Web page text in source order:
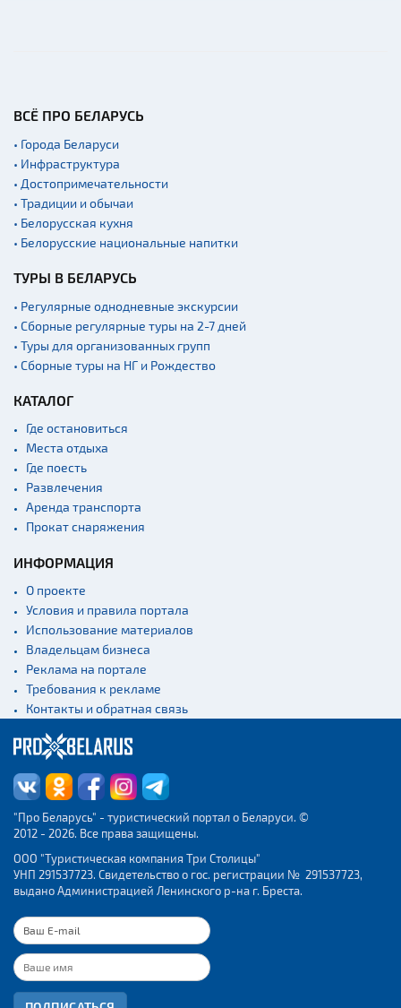
ВСЁ ПРО БЕЛАРУСЬ
• Города Беларуси
• Инфраструктура
• Достопримечательности
• Традиции и обычаи
• Белорусская кухня
• Белорусские национальные напитки
ТУРЫ В БЕЛАРУСЬ
• Регулярные однодневные экскурсии
• Сборные регулярные туры на 2-7 дней
• Туры для организованных групп
• Сборные туры на НГ и Рождество
КАТАЛОГ
Где остановиться
Места отдыха
Где поесть
Развлечения
Аренда транспорта
Прокат снаряжения
ИНФОРМАЦИЯ
О проекте
Условия и правила портала
Использование материалов
Владельцам бизнеса
Реклама на портале
Требования к рекламе
Контакты и обратная связь
"Про Беларусь" - туристический портал о Беларуси. ©
2012 - 2026. Все права защищены.
ООО "Туристическая компания Три Столицы"
УНП 291537723. Свидетельство о гос. регистрации № 291537723,
выдано Администрацией Ленинского р-на г. Бреста.